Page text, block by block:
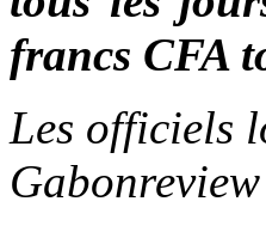
francs CFA
Les officiels
Gabonreview